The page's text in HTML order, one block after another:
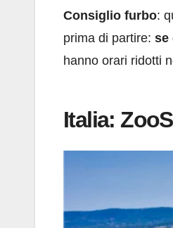
Consiglio furbo:
prima di partire: se
hanno orari ridotti
Italia: